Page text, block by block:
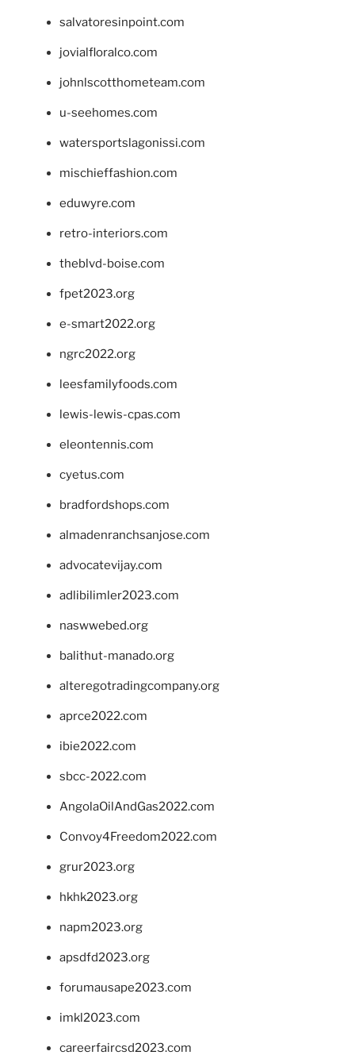
salvatoresinpoint.com
jovialfloralco.com
johnlscotthometeam.com
u-seehomes.com
watersportslagonissi.com
mischieffashion.com
eduwyre.com
retro-interiors.com
theblvd-boise.com
fpet2023.org
e-smart2022.org
ngrc2022.org
leesfamilyfoods.com
lewis-lewis-cpas.com
eleontennis.com
cyetus.com
bradfordshops.com
almadenranchsanjose.com
advocatevijay.com
adlibilimler2023.com
naswwebed.org
balithut-manado.org
alteregotradingcompany.org
aprce2022.com
ibie2022.com
sbcc-2022.com
AngolaOilAndGas2022.com
Convoy4Freedom2022.com
grur2023.org
hkhk2023.org
napm2023.org
apsdfd2023.org
forumausape2023.com
imkl2023.com
careerfaircsd2023.com